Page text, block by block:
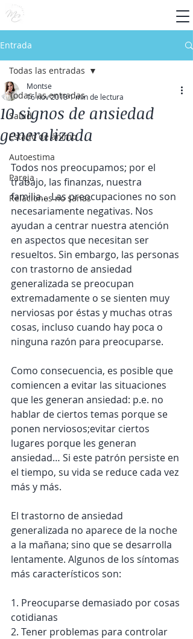
Entrada
Todas las entradas
Salud
Estado de ánimo
Autoestima
Pareja
Relaciones no sanas
Todas las entradas
10 signos de ansiedad
generalizada
Montse
16 nov 20181 min de lectura
Todos nos preocupamos; por el
trabajo, las finanzas, nuestra
familia… Las preocupaciones no son
necesariamente negativas. Nos
ayudan a centrar nuestra atención
en aspectos que necesitan ser
resueltos. Sin embargo, las personas
con trastorno de ansiedad
generalizada se preocupan
extremadamente o se sienten muy
nerviosas por éstas y muchas otras
cosas, incluso cuando hay poca o
ninguna razón para preocuparse.
Como consecuencia, es posible que
comiencen a evitar las situaciones
que les generan ansiedad: p.e. no
hablar de ciertos temas porque se
ponen nerviosos;evitar ciertos
lugares porque les generan
ansiedad… Si este patrón persiste en
el tiempo, su vida se reduce cada vez
más y más.
El trastorno de ansiedad
generalizada no aparece de la noche
a la mañana; sino que se desarrolla
lentamente. Algunos de los síntomas
más característicos son:
1. Preocuparse demasiado por cosas
cotidianas
2. Tener problemas para controlar